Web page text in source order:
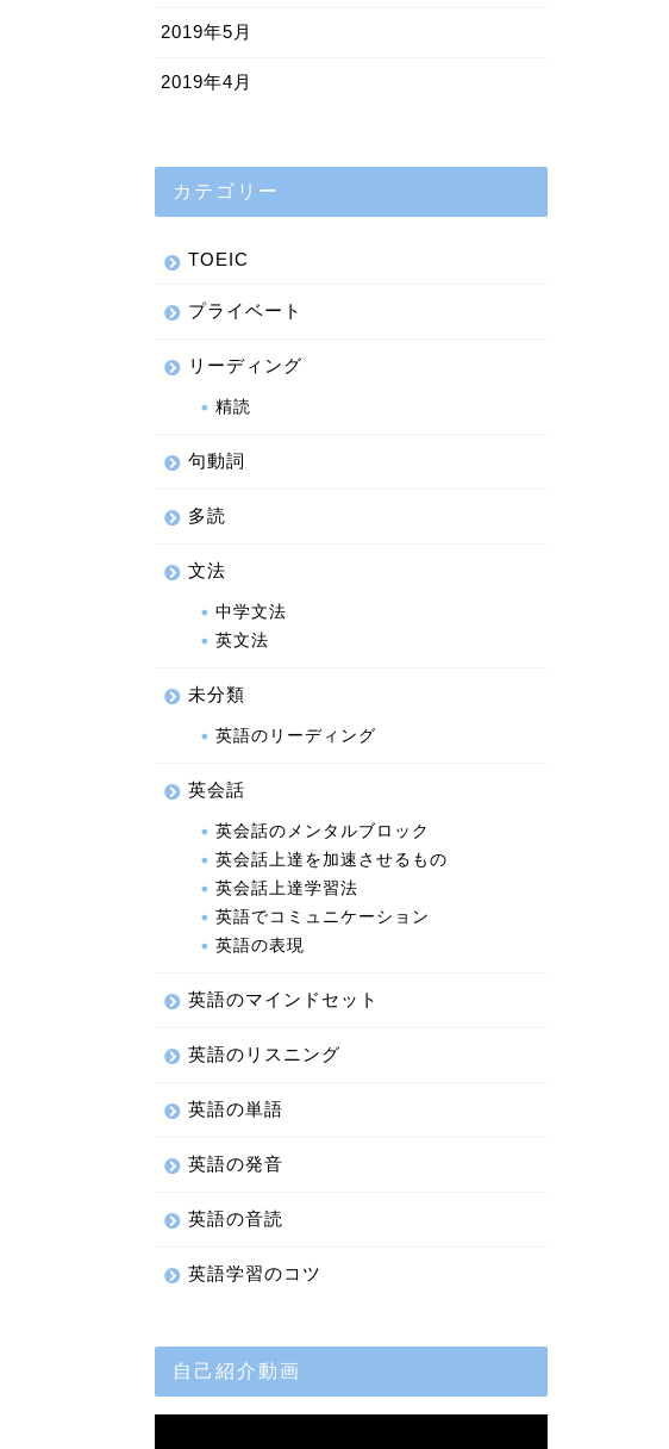
2019年5月
2019年4月
カテゴリー
TOEIC
プライベート
リーディング
精読
句動詞
多読
文法
中学文法
英文法
未分類
英語のリーディング
英会話
英会話のメンタルブロック
英会話上達を加速させるもの
英会話上達学習法
英語でコミュニケーション
英語の表現
英語のマインドセット
英語のリスニング
英語の単語
英語の発音
英語の音読
英語学習のコツ
自己紹介動画